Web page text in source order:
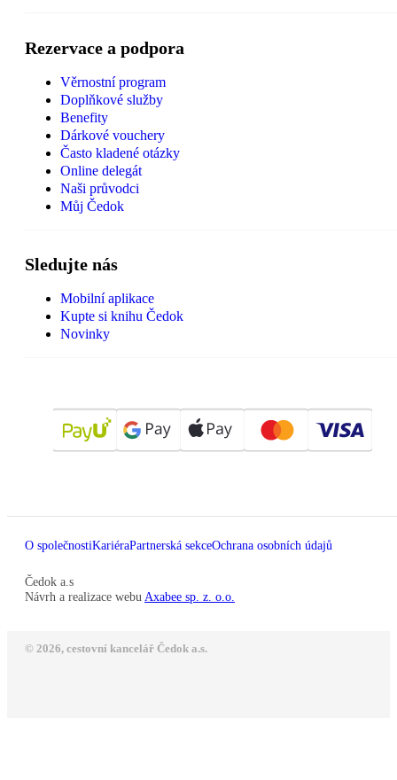
Rezervace a podpora
Věrnostní program
Doplňkové služby
Benefity
Dárkové vouchery
Často kladené otázky
Online delegát
Naši průvodci
Můj Čedok
Sledujte nás
Mobilní aplikace
Kupte si knihu Čedok
Novinky
O společnostiKariéraPartnerská sekceOchrana osobních údajů
Čedok a.s
Návrh a realizace webu Axabee sp. z. o.o.
© 2026, cestovní kancelář Čedok a.s.